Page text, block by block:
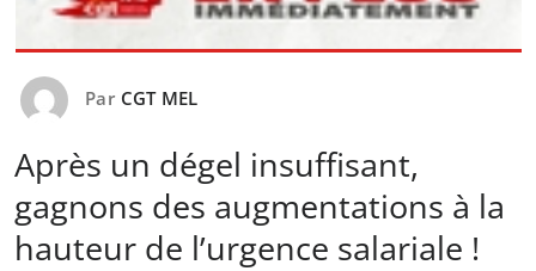
Par CGT MEL
Après un dégel insuffisant,
gagnons des augmentations à la
hauteur de l’urgence salariale !